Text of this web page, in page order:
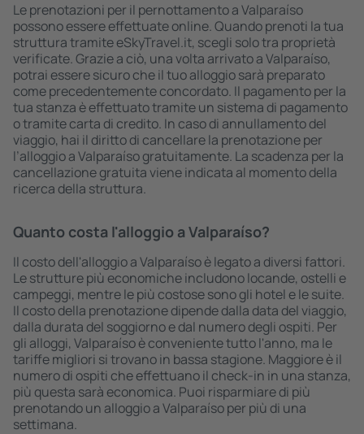
Le prenotazioni per il pernottamento a Valparaíso
possono essere effettuate online. Quando prenoti la tua
struttura tramite eSkyTravel.it, scegli solo tra proprietà
verificate. Grazie a ciò, una volta arrivato a Valparaíso,
potrai essere sicuro che il tuo alloggio sarà preparato
come precedentemente concordato. Il pagamento per la
tua stanza è effettuato tramite un sistema di pagamento
o tramite carta di credito. In caso di annullamento del
viaggio, hai il diritto di cancellare la prenotazione per
l’alloggio a Valparaíso gratuitamente. La scadenza per la
cancellazione gratuita viene indicata al momento della
ricerca della struttura.
Quanto costa l'alloggio a Valparaíso?
Il costo dell'alloggio a Valparaíso è legato a diversi fattori.
Le strutture più economiche includono locande, ostelli e
campeggi, mentre le più costose sono gli hotel e le suite.
Il costo della prenotazione dipende dalla data del viaggio,
dalla durata del soggiorno e dal numero degli ospiti. Per
gli alloggi, Valparaíso è conveniente tutto l'anno, ma le
tariffe migliori si trovano in bassa stagione. Maggiore è il
numero di ospiti che effettuano il check-in in una stanza,
più questa sarà economica. Puoi risparmiare di più
prenotando un alloggio a Valparaíso per più di una
settimana.